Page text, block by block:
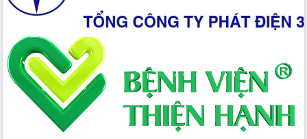
Xây dựng nền hành chính số đồng
hành cùng nông dân dân, doanh nghiệp
Giai đoạn 2026-2030, Đắk Lắk phấn
đấu có 77% xã đạt chuẩn nông thôn
mới
Chuyển đổi số 'mở đường' cho nông
nghiệp Đắk Lắk tăng trưởng bứt phá
Triển khai đồng bộ đo đạc, lập hồ sơ
địa chính, hoàn thiện cơ sở dữ liệu đất